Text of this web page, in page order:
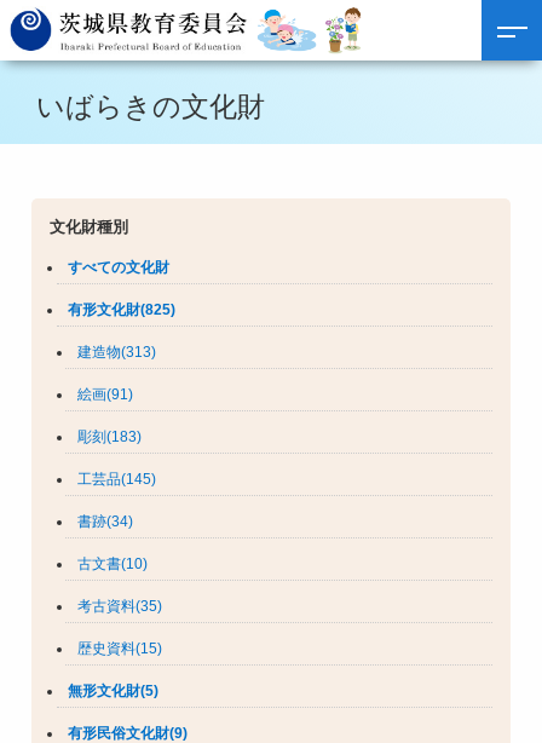
いばらきの文化財
文化財種別
すべての文化財
有形文化財(825)
建造物(313)
絵画(91)
彫刻(183)
工芸品(145)
書跡(34)
古文書(10)
考古資料(35)
歴史資料(15)
無形文化財(5)
有形民俗文化財(9)